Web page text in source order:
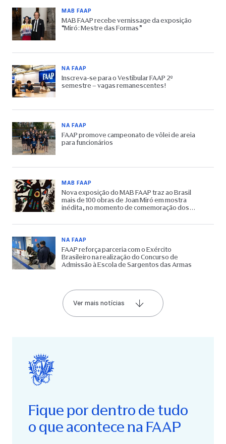
MAB FAAP
MAB FAAP recebe vernissage da exposição
“Miró: Mestre das Formas”
NA FAAP
Inscreva-se para o Vestibular FAAP 2º
semestre – vagas remanescentes!
NA FAAP
FAAP promove campeonato de vôlei de areia
para funcionários
MAB FAAP
Nova exposição do MAB FAAP traz ao Brasil
mais de 100 obras de Joan Miró em mostra
inédita, no momento de comemoração dos
NA FAAP
FAAP reforça parceria com o Exército
Brasileiro na realização do Concurso de
Admissão à Escola de Sargentos das Armas
Ver mais notícias
Fique por dentro de tudo
o que acontece na FAAP